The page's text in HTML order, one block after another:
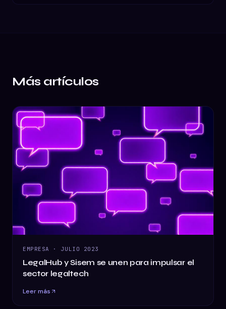
Más artículos
EMPRESA · JULIO 2023
LegalHub y Sisem se unen para impulsar el
sector legaltech
Leer más